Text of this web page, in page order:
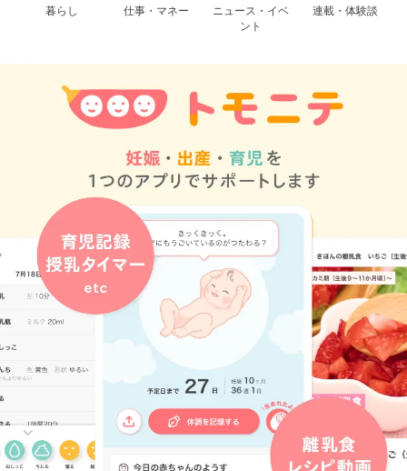
暮らし 仕事・マネー
ニュース・イベ
ント
連載・体験談